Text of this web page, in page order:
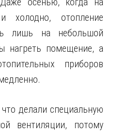
отопление
лишь на небольшой
нагреть помещение, а
приборов
делали специальную
вентиляции, потому